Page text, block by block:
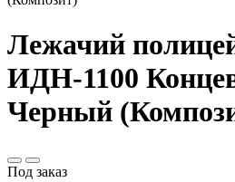
Лежачий
ИДН-1100
Черный
Под заказ